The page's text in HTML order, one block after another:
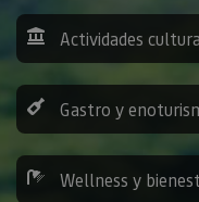
Actividades
Gastro y
Wellness y